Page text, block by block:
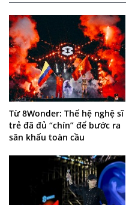
Từ 8Wonder: Thế hệ nghệ sĩ
trẻ đã đủ “chín” để bước ra
sân khấu toàn cầu